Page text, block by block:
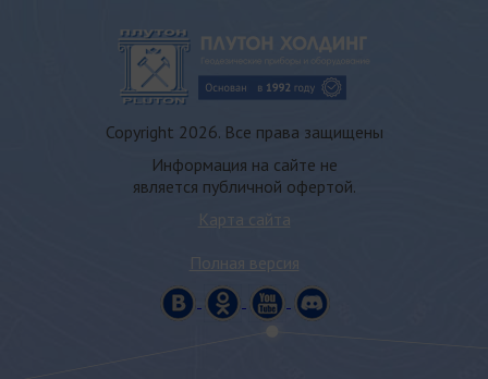
Copyright 2026. Все права защищены
Информация на сайте не
является публичной офертой.
Карта сайта
Полная версия